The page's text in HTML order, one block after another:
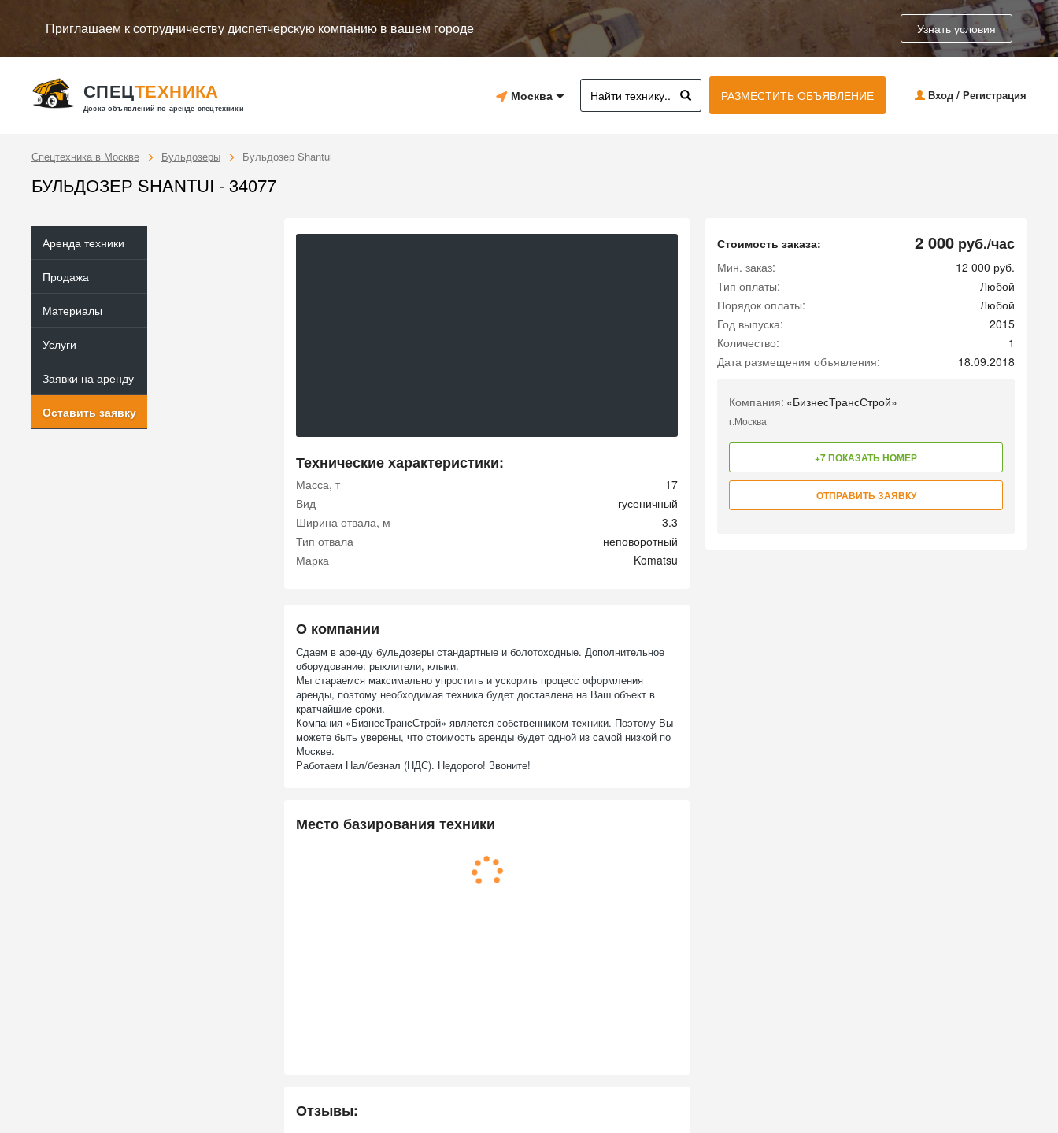
Приглашаем к сотрудничеству диспетчерскую компанию в вашем городе Узнать условия
СПЕЦТЕХНИКА
Доска объявлений по аренде спецтехники
Москва РАЗМЕСТИТЬ ОБЪЯВЛЕНИЕ Вход / Регистрация
Спецтехника в Москве Бульдозеры Бульдозер Shantui
БУЛЬДОЗЕР SHANTUI - 34077
Аренда техники
Продажа
Материалы
Услуги
Заявки на аренду
Оставить заявку
Технические характеристики:
Масса, т
17
Вид
гусеничный
Ширина отвала, м
3.3
Тип отвала
неповоротный
Марка
Komatsu
О компании
Сдаем в аренду бульдозеры стандартные и болотоходные. Дополнительное
оборудование: рыхлители, клыки.
Мы стараемся максимально упростить и ускорить процесс оформления
аренды, поэтому необходимая техника будет доставлена на Ваш объект в
кратчайшие сроки.
Компания «БизнесТрансСтрой» является собственником техники. Поэтому Вы
можете быть уверены, что стоимость аренды будет одной из самой низкой по
Москве.
Работаем Нал/безнал (НДС). Недорого! Звоните!
Место базирования техники
Отзывы:
Стоимость заказа: 2 000 руб./час
Мин. заказ:
12 000 руб.
Тип оплаты:
Любой
Порядок оплаты:
Любой
Год выпуска:
2015
Количество:
1
Дата размещения объявления:
18.09.2018
Компания: «БизнесТрансСтрой»
г.Москва
+7 ПОКАЗАТЬ НОМЕР
ОТПРАВИТЬ ЗАЯВКУ